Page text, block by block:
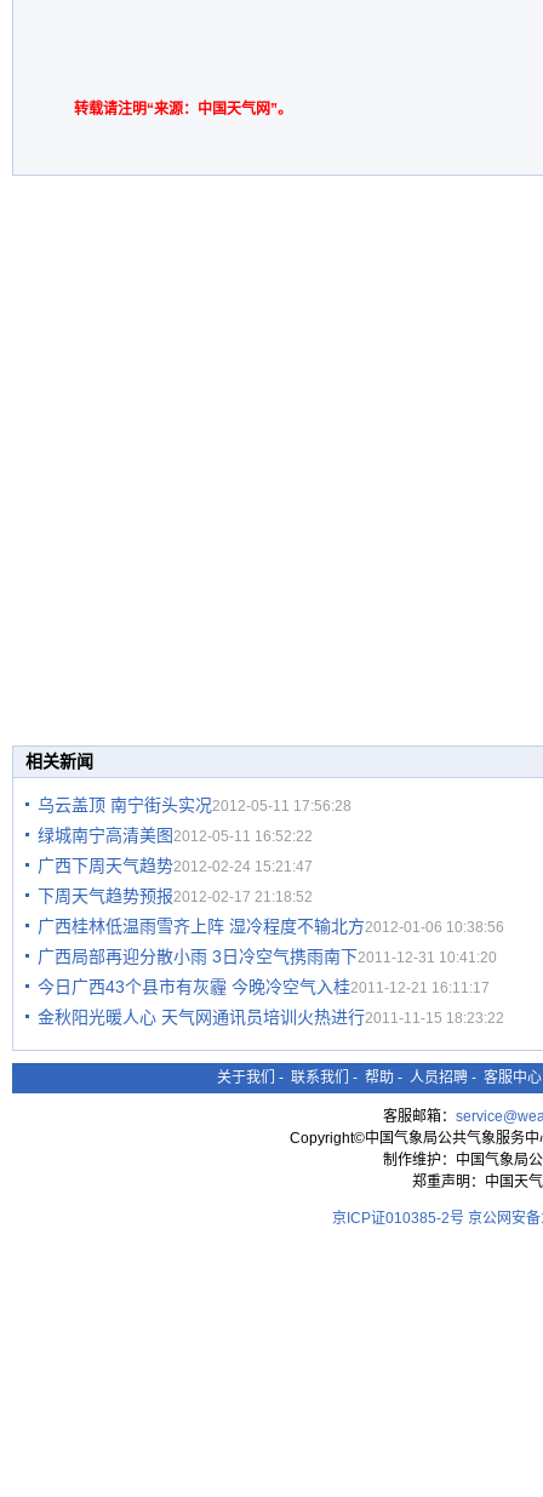
转载请注明“来源：中国天气网”。
相关新闻
乌云盖顶 南宁街头实况2012-05-11 17:56:28
绿城南宁高清美图2012-05-11 16:52:22
广西下周天气趋势2012-02-24 15:21:47
下周天气趋势预报2012-02-17 21:18:52
广西桂林低温雨雪齐上阵 湿冷程度不输北方2012-01-06 10:38:56
广西局部再迎分散小雨 3日冷空气携雨南下2011-12-31 10:41:20
今日广西43个县市有灰霾 今晚冷空气入桂2011-12-21 16:11:17
金秋阳光暖人心 天气网通讯员培训火热进行2011-11-15 18:23:22
关于我们 - 联系我们 - 帮助 - 人员招聘 - 客服中心
客服邮箱：
Copyright©中国气象局公共气象服务
制作维护：中国气象局
郑重声明：中国天
京ICP证010385-2号 京公网安